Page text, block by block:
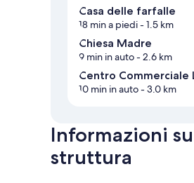
Casa delle farfalle
18 min a piedi- 1.5 km
Chiesa Madre
9 min in auto- 2.6 km
Centro Commerciale
10 min in auto- 3.0 km
Informazioni
struttura